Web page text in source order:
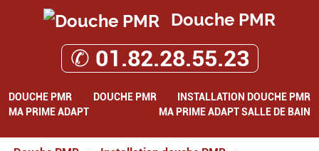
Douche PMR
✆ 01.82.28.55.23
DOUCHE PMR DOUCHE PMR
INSTALLATION DOUCHE PMR
MA PRIME ADAPT
MA PRIME ADAPT SALLE DE BAIN